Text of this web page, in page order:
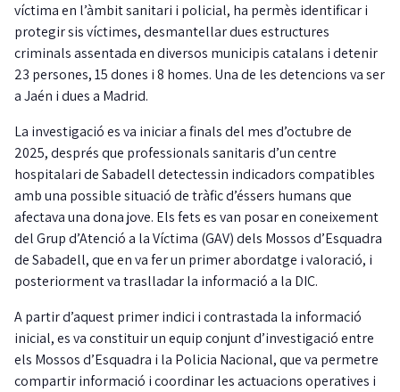
víctima en l’àmbit sanitari i policial, ha permès identificar i
protegir sis víctimes, desmantellar dues estructures
criminals assentada en diversos municipis catalans i detenir
23 persones, 15 dones i 8 homes. Una de les detencions va ser
a Jaén i dues a Madrid.
La investigació es va iniciar a finals del mes d’octubre de
2025, després que professionals sanitaris d’un centre
hospitalari de Sabadell detectessin indicadors compatibles
amb una possible situació de tràfic d’éssers humans que
afectava una dona jove. Els fets es van posar en coneixement
del Grup d’Atenció a la Víctima (GAV) dels Mossos d’Esquadra
de Sabadell, que en va fer un primer abordatge i valoració, i
posteriorment va traslladar la informació a la DIC.
A partir d’aquest primer indici i contrastada la informació
inicial, es va constituir un equip conjunt d’investigació entre
els Mossos d’Esquadra i la Policia Nacional, que va permetre
compartir informació i coordinar les actuacions operatives i